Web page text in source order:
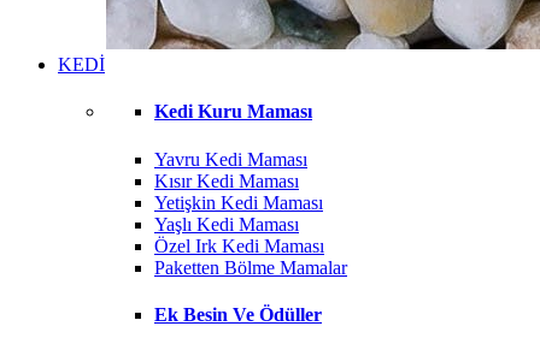
KEDİ
Kedi Kuru Maması
Yavru Kedi Maması
Kısır Kedi Maması
Yetişkin Kedi Maması
Yaşlı Kedi Maması
Özel Irk Kedi Maması
Paketten Bölme Mamalar
Ek Besin Ve Ödüller